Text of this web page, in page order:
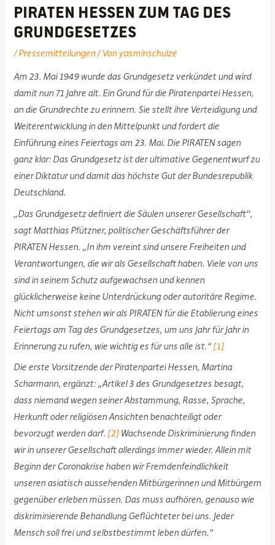
PIRATEN Hessen zum Tag des
Grundgesetzes
/Pressemitteilungen/ Von yasminschulze
Am 23. Mai 1949 wurde das Grundgesetz verkündet und wird
damit nun 71 Jahre alt. Ein Grund für die Piratenpartei Hessen,
an die Grundrechte zu erinnern. Sie stellt ihre Verteidigung und
Weiterentwicklung in den Mittelpunkt und fordert die
Einführung eines Feiertags am 23. Mai. Die PIRATEN sagen
ganz klar: Das Grundgesetz ist der ultimative Gegenentwurf zu
einer Diktatur und damit das höchste Gut der Bundesrepublik
Deutschland.
„Das Grundgesetz definiert die Säulen unserer Gesellschaft“,
sagt Matthias Pfützner, politischer Geschäftsführer der
PIRATEN Hessen. „In ihm vereint sind unsere Freiheiten und
Verantwortungen, die wir als Gesellschaft haben. Viele von uns
sind in seinem Schutz aufgewachsen und kennen
glücklicherweise keine Unterdrückung oder autoritäre Regime.
Nicht umsonst stehen wir als PIRATEN für die Etablierung eines
Feiertags am Tag des Grundgesetzes, um uns Jahr für Jahr in
Erinnerung zu rufen, wie wichtig es für uns alle ist.“[1]
Die erste Vorsitzende der Piratenpartei Hessen, Martina
Scharmann, ergänzt: „Artikel 3 des Grundgesetzes besagt,
dass niemand wegen seiner Abstammung, Rasse, Sprache,
Herkunft oder religiösen Ansichten benachteiligt oder
bevorzugt werden darf. [2]Wachsende Diskriminierung finden
wir in unserer Gesellschaft allerdings immer wieder. Allein mit
Beginn der Coronakrise haben wir Fremdenfeindlichkeit
unseren asiatisch aussehenden Mitbürgerinnen und Mitbürgern
gegenüber erleben müssen. Das muss aufhören, genauso wie
diskriminierende Behandlung Geflüchteter bei uns. Jeder
Mensch soll frei und selbstbestimmt leben dürfen.“